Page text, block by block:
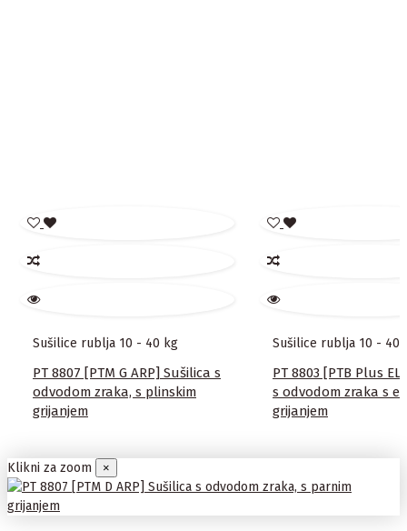
Sušilice rublja 10 - 40 kg
PT 8807 [PTM G ARP] Sušilica s
odvodom zraka, s plinskim
grijanjem
Sušilice rublja 10 - 40
PT 8803 [PTB Plus
s odvodom zraka s
grijanjem
Klikni za zoom ×